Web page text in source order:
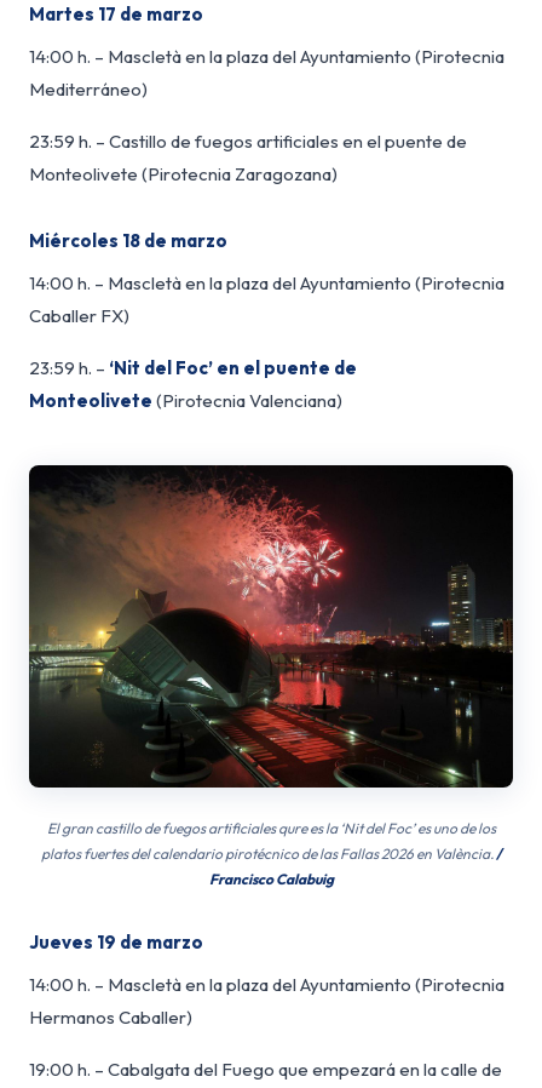
Martes 17 de marzo
14:00 h. – Mascletà en la plaza del Ayuntamiento (Pirotecnia
Mediterráneo)
23:59 h. – Castillo de fuegos artificiales en el puente de
Monteolivete (Pirotecnia Zaragozana)
Miércoles 18 de marzo
14:00 h. – Mascletà en la plaza del Ayuntamiento (Pirotecnia
Caballer FX)
23:59 h. – ‘Nit del Foc’ en el puente de
Monteolivete (Pirotecnia Valenciana)
El gran castillo de fuegos artificiales qure es la ‘Nit del Foc’ es uno de los
platos fuertes del calendario pirotécnico de las Fallas 2026 en València. /
Francisco Calabuig
Jueves 19 de marzo
14:00 h. – Mascletà en la plaza del Ayuntamiento (Pirotecnia
Hermanos Caballer)
19:00 h. – Cabalgata del Fuego que empezará en la calle de